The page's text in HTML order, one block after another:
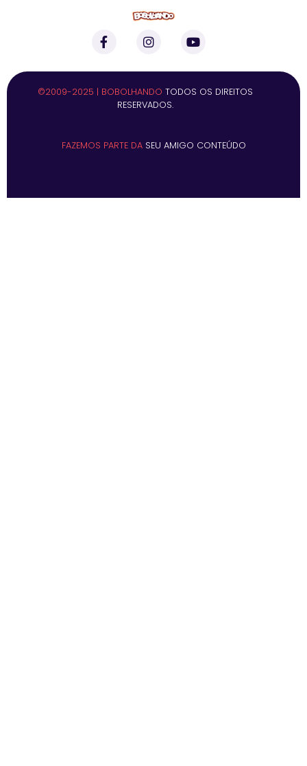
©2009-2025 | BOBOLHANDO TODOS OS DIREITOS
RESERVADOS.
FAZEMOS PARTE DA SEU AMIGO CONTEÚDO